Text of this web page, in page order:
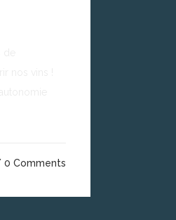
0 Comments